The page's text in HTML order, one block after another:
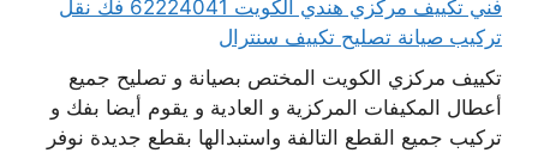
فني تكييف مركزي هندي الكويت 62224041 فك نقل
تركيب صيانة تصليح تكييف سنترال
تكييف مركزي الكويت المختص بصيانة و تصليح جميع
أعطال المكيفات المركزية و العادية و يقوم أيضا بفك و
تركيب جميع القطع التالفة واستبدالها بقطع جديدة نوفر